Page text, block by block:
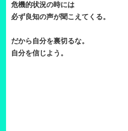
危機的状況の時には
必ず良知の声が聞こえてくる。
だから自分を裏切るな。
自分を信じよう。